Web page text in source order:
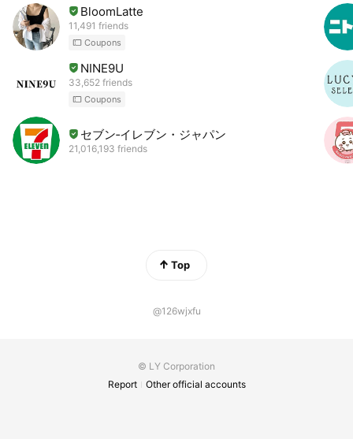
BloomLatte
11,491 friends
Coupons
NINE9U
33,652 friends
Coupons
セブン‐イレブン・ジャパン
21,016,193 friends
Top
@126wjxfu
© LY Corporation
Report
Other official accounts